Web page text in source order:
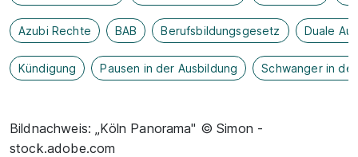
Azubi Rechte BAB Berufsbildungsgesetz Duale
Kündigung Pausen in der Ausbildung Schwanger in
Bildnachweis: „Köln Panorama" © Simon -
stock.adobe.com